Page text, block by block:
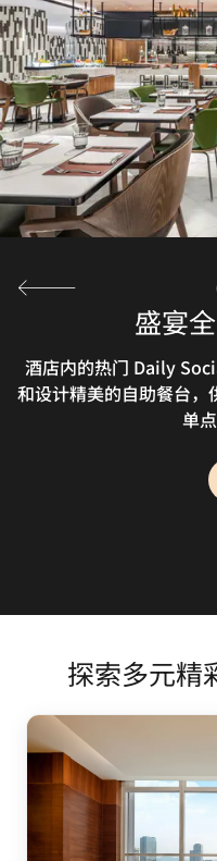
盛宴
酒店内的热门 Daily
和设计精美的自助餐台
单
大堂吧供应多种国内外
和自选简餐，时尚的环
惬意
采
Yue餐厅设计时尚、氛
宗的粤南菜和来自广州
食，于此就餐的同时，
班
BENE 海鲜餐厅环境雅
利美食，包括各式生鱼
州期间
探索多元精